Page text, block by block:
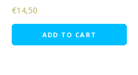
€14,50
ADD TO CART